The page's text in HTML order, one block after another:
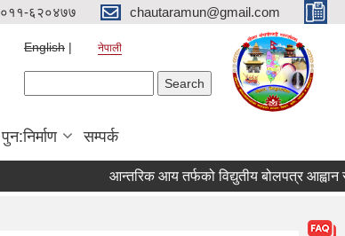
०११-६२०४७७ chautaramun@gmail.com
English नेपाली
पुन:निर्माण सम्पर्क
आन्तरिक आय तर्फको विद्युतीय बोलपत्र आह्वान